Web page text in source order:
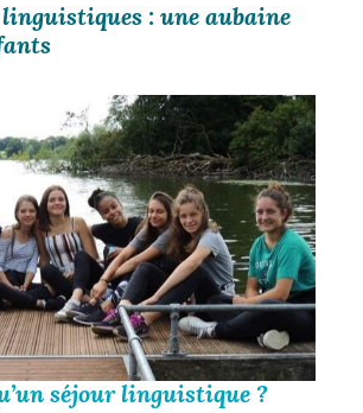
: une aubaine
séjour linguistique ?